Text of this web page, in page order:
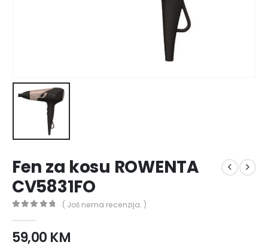
Fen za kosu ROWENTA
CV5831FO
( Još nema recenzija. )
59,00 KM